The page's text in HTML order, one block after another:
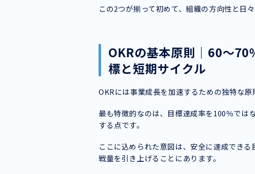
この2つが揃って初めて、組織の方向性と日
OKRの基本原則｜60〜70
標と短期サイクル
OKRには事業成長を加速するための独特な原
最も特徴的なのは、目標達成率を100％では
する点です。
ここに込められた意図は、安全に達成でき
戦量を引き上げることにあります。